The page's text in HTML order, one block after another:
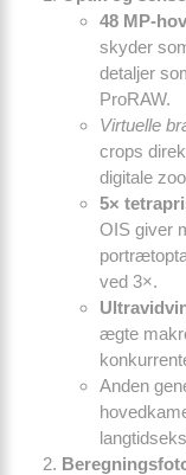
48 MP-
skyder
detaljer
ProRAW.
Virtuelle
crops
digitale
5×
OIS giver
ved 3×.
ægte
Anden